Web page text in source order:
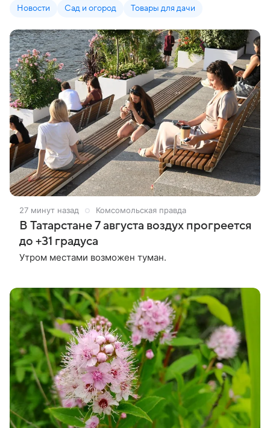
Новости Сад и огород Товары для дачи
27 минут назад Комсомольская правда
В Татарстане 7 августа воздух прогреется
до +31 градуса
Утром местами возможен туман.